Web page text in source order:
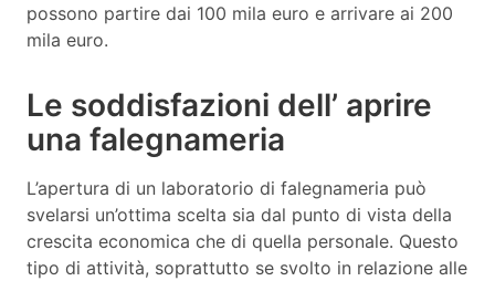
possono partire dai 100 mila euro e arrivare ai 200
mila euro.
Le soddisfazioni dell’ aprire
una falegnameria
L’apertura di un laboratorio di falegnameria può
svelarsi un’ottima scelta sia dal punto di vista della
crescita economica che di quella personale. Questo
tipo di attività, soprattutto se svolto in relazione alle